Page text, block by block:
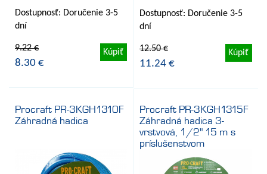
Dostupnosť: Doručenie 3-5
dní
9.22 €
8.30 €
Kúpiť
Dostupnosť: Doručenie 3-5
dní
12.50 €
11.24 €
Kúpiť
Procraft PR-3KGH1310F
Záhradná hadica
Procraft PR-3KGH1315F
Záhradná hadica 3-
vrstvová, 1/2" 15 m s
príslušenstvom